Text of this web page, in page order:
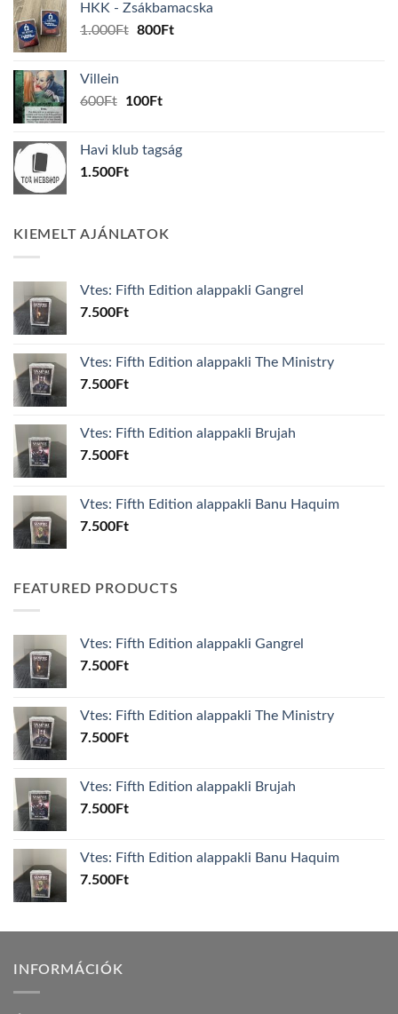
160Ft.150Ft.
HKK - Zsákbamacska
1.000Ft Original
800FtCurrent
Villein
600Ft
Original
600Ft.
100FtCurrent
100Ft.
Havi klub tagság
1.500Ft
KIEMELT AJÁNLATOK
Vtes: Fifth Edition alappakli Gangrel
7.500Ft
Vtes: Fifth Edition alappakli The Ministry
7.500Ft
Vtes: Fifth Edition alappakli Brujah
7.500Ft
Vtes: Fifth Edition alappakli Banu Haquim
7.500Ft
FEATURED PRODUCTS
Vtes: Fifth Edition alappakli Gangrel
7.500Ft
Vtes: Fifth Edition alappakli The Ministry
7.500Ft
Vtes: Fifth Edition alappakli Brujah
7.500Ft
Vtes: Fifth Edition alappakli Banu Haquim
7.500Ft
INFORMÁCIÓK